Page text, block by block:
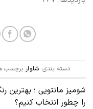
دسته بندی: شلواربرچسب
شومیز مانتویی ؛ بهترین
را چطور انتخاب کنیم؟